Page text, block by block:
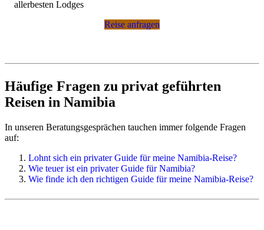
allerbesten Lodges
Reise anfragen
Häufige Fragen zu privat geführten
Reisen in Namibia
In unseren Beratungsgesprächen tauchen immer folgende Fragen
auf:
Lohnt sich ein privater Guide für meine Namibia-Reise?
Wie teuer ist ein privater Guide für Namibia?
Wie finde ich den richtigen Guide für meine Namibia-Reise?